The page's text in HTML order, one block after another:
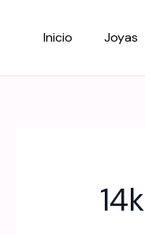
Inicio Joyas
14k